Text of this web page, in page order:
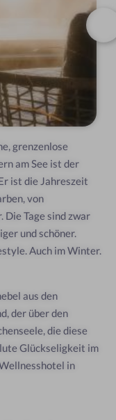
grenzenlose
am See ist der
ist die Jahreszeit
von
Die Tage sind zwar
und schöner.
Auch im Winter.
aus den
der über den
die diese
Glückseligkeit im
in